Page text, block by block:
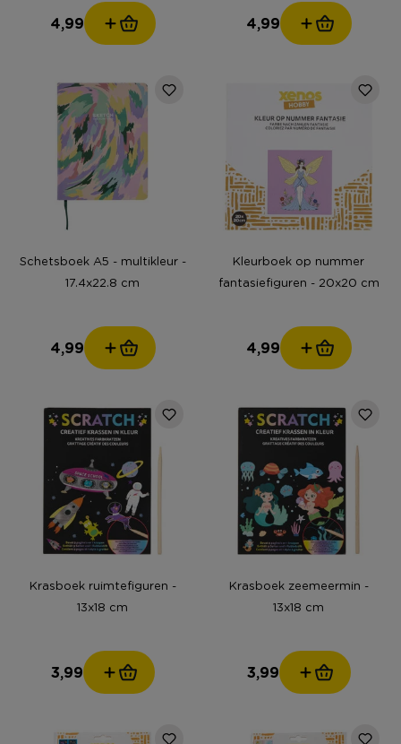
4,99 4,99
Schetsboek A5 - multikleur -
17.4x22.8 cm
4,99
Kleurboek op nummer
fantasiefiguren - 20x20 cm
4,99
Krasboek ruimtefiguren -
13x18 cm
3,99
Krasboek zeemeermin -
13x18 cm
3,99